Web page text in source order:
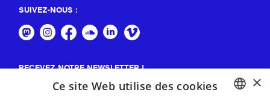
SUIVEZ-NOUS :
RECEVEZ NOTRE NEWSLETTER !
×
Ce site Web utilise des cookies